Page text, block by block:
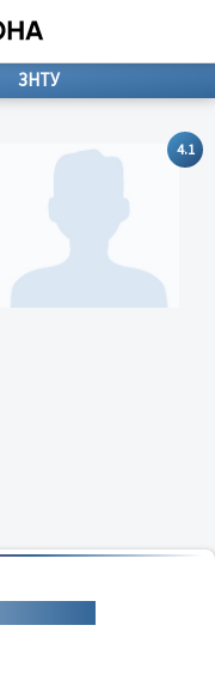
ЗНТУ
4.1